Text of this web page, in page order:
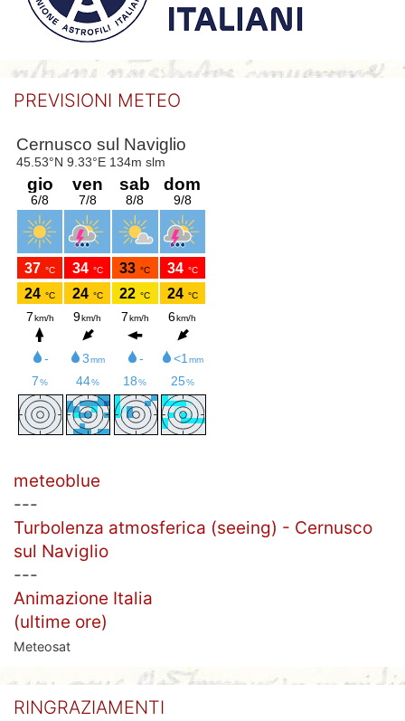
PREVISIONI METEO
meteoblue
---
Turbolenza atmosferica (seeing) - Cernusco
sul Naviglio
---
Animazione Italia
(ultime ore)
Meteosat
RINGRAZIAMENTI